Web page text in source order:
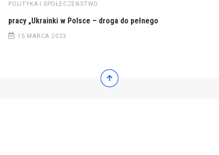
POLITYKA I SPOŁECZEŃSTWO
pracy „Ukrainki w Polsce – droga do pełnego
15 MARCA 2023